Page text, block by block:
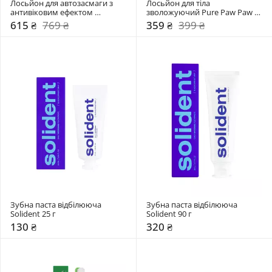
Лосьйон для автозасмаги з
антивіковим ефектом
Advanced Tinted Gradual Tan
Lotion St.Moriz
615 ₴ 769 ₴
Лосьйон для тіла
зволожуючий Pure Paw Paw
200 мл
359 ₴ 399 ₴
Зубна паста відбілююча
130 ₴
Зубна паста відбілююча
320 ₴